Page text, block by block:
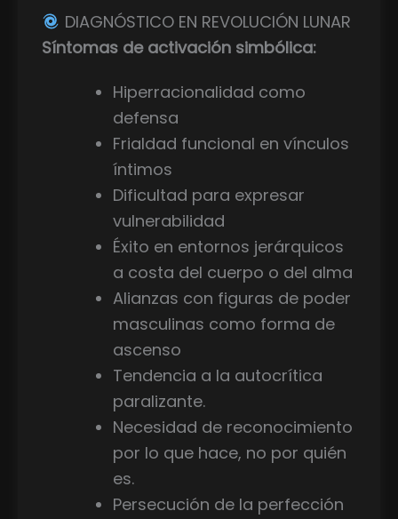
DIAGNÓSTICO EN REVOLUCIÓN LUNAR
Síntomas de activación simbólica:
Hiperracionalidad como
defensa
Frialdad funcional en vínculos
íntimos
Dificultad para expresar
vulnerabilidad
Éxito en entornos jerárquicos
a costa del cuerpo o del alma
Alianzas con figuras de poder
masculinas como forma de
ascenso
Tendencia a la autocrítica
paralizante.
Necesidad de reconocimiento
por lo que hace, no por quién
es.
Persecución de la perfección